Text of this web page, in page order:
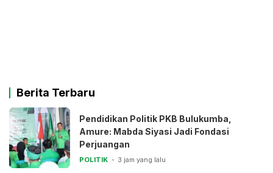
Berita Terbaru
Pendidikan Politik PKB Bulukumba,
Amure: Mabda Siyasi Jadi Fondasi
Perjuangan
POLITIK 3 jam yang lalu